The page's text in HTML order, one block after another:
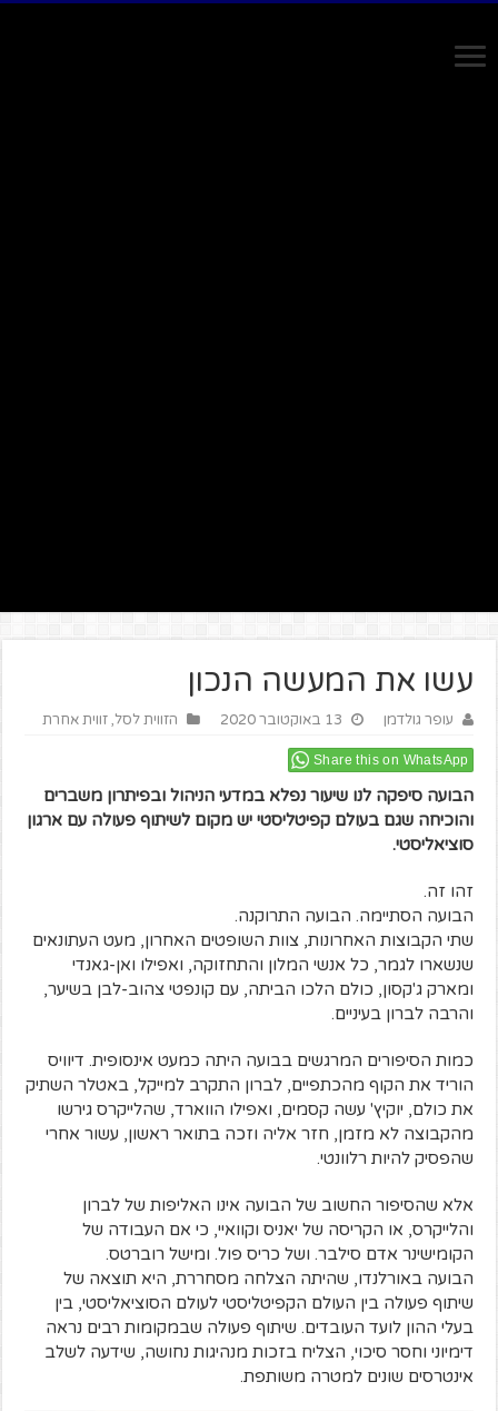
עשו את המעשה הנכון
עופר גולדמן 13 באוקטובר 2020 הזווית לסל,זווית אחרת
Share this on WhatsApp
הבועה סיפקה לנו שיעור נפלא במדעי הניהול ובפיתרון משברים
והוכיחה שגם בעולם קפיטליסטי יש מקום לשיתוף פעולה עם ארגון
סוציאליסטי.
זהו זה.
הבועה הסתיימה. הבועה התרוקנה.
שתי הקבוצות האחרונות, צוות השופטים האחרון, מעט העתונאים
שנשארו לגמר, כל אנשי המלון והתחזוקה, ואפילו ואן-גאנדי
ומארק ג'קסון, כולם הלכו הביתה, עם קונפטי צהוב-לבן בשיער,
והרבה לברון בעיניים.
כמות הסיפורים המרגשים בבועה היתה כמעט אינסופית. דיוויס
הוריד את הקוף מהכתפיים, לברון התקרב למייקל, באטלר השתיק
את כולם, יוקיץ' עשה קסמים, ואפילו הווארד, שהלייקרס גירשו
מהקבוצה לא מזמן, חזר אליה וזכה בתואר ראשון, עשור אחרי
שהפסיק להיות רלוונטי.
אלא שהסיפור החשוב של הבועה אינו האליפות של לברון
והלייקרס, או הקריסה של יאניס וקוואיי, כי אם העבודה של
הקומישינר אדם סילבר. ושל כריס פול. ומישל רוברטס.
הבועה באורלנדו, שהיתה הצלחה מסחררת, היא תוצאה של
שיתוף פעולה בין העולם הקפיטליסטי לעולם הסוציאליסטי, בין
בעלי ההון לועד העובדים. שיתוף פעולה שבמקומות רבים נראה
דימיוני וחסר סיכוי, הצליח בזכות מנהיגות נחושה, שידעה לשלב
אינטרסים שונים למטרה משותפת.